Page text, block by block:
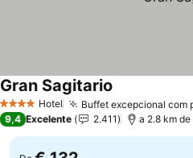
4 EstrelasHotel Buffet excepcional com
Gran Sagitario
9,4 Excelente 2.411 a 2.8 km